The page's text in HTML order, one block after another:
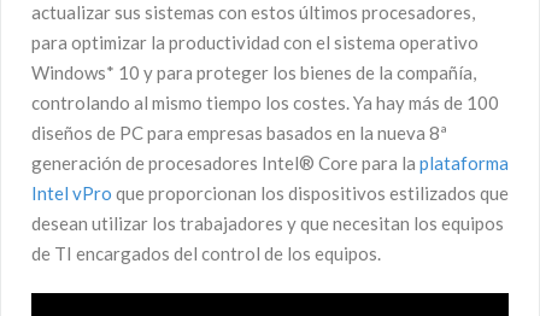
actualizar sus sistemas con estos últimos procesadores,
para optimizar la productividad con el sistema operativo
Windows* 10 y para proteger los bienes de la compañía,
controlando al mismo tiempo los costes. Ya hay más de 100
diseños de PC para empresas basados en la nueva 8ª
generación de procesadores Intel® Core para la plataforma
Intel vPro que proporcionan los dispositivos estilizados que
desean utilizar los trabajadores y que necesitan los equipos
de TI encargados del control de los equipos.